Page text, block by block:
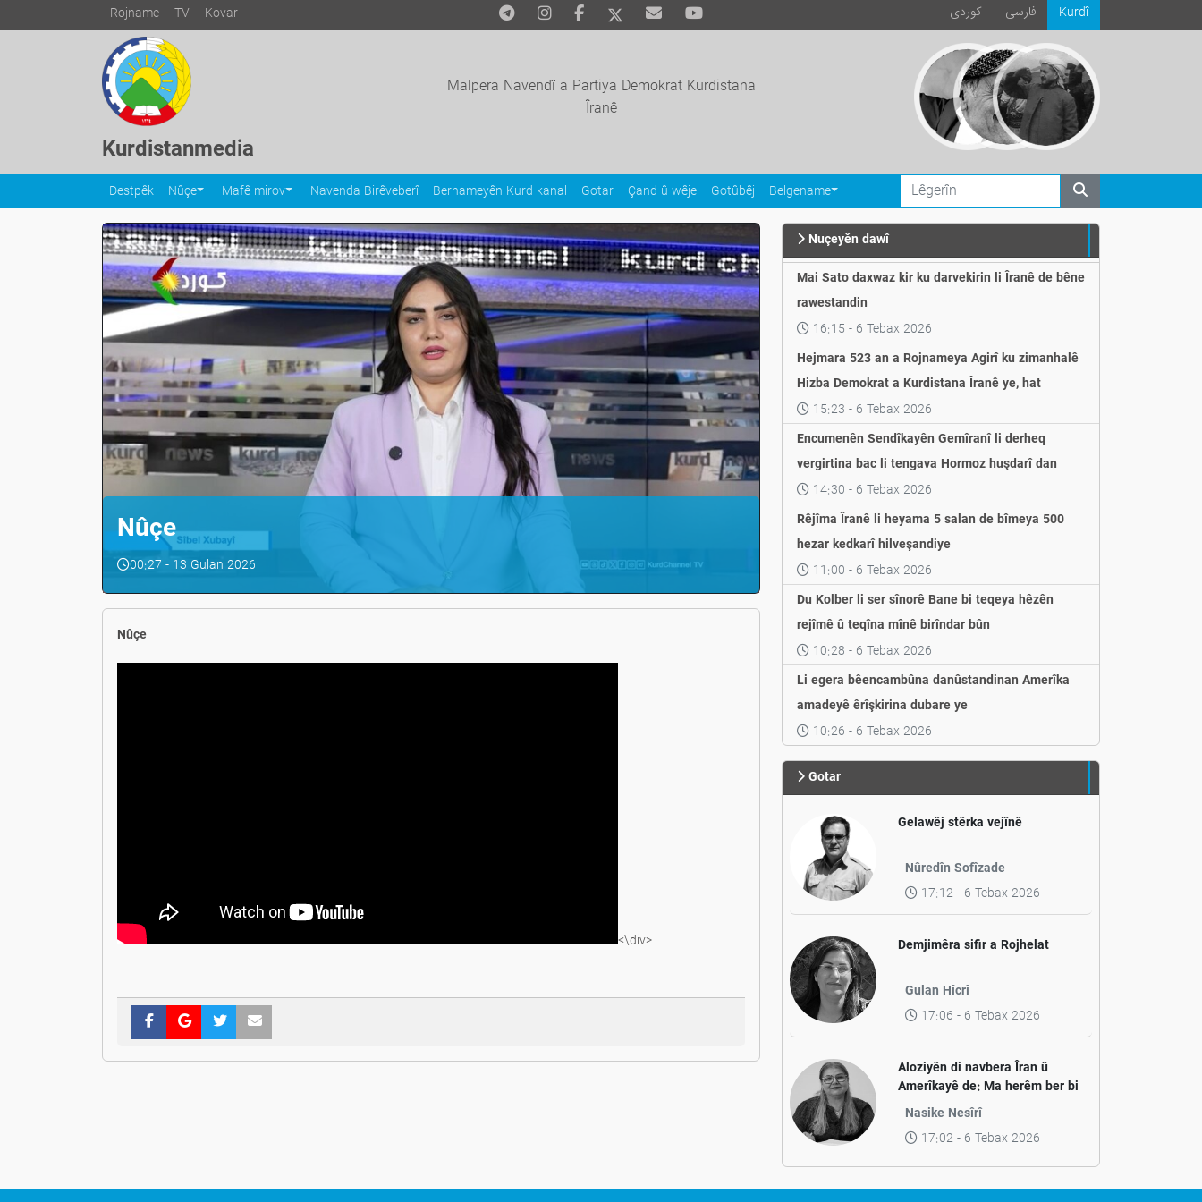
Rojname TV Kovar Kurdî فارسی كوردی
Kurdistanmedia
Malpera Navendî a Partiya Demokrat Kurdistana
Îranê
Destpêk Nûçe Mafê mirov Navenda Birêveberî Bernameyên Kurd kanal Gotar Çand û wêje Gotûbêj Belgename
Nûçe
00:27 - 13 Gulan 2026
Nûçe
<\div>
Nuçeyěn dawî
Mai Sato daxwaz kir ku darvekirin li Îranê de bêne
rawestandin
16:15 - 6 Tebax 2026
Hejmara 523 an a Rojnameya Agirî ku zimanhalê
Hizba Demokrat a Kurdistana Îranê ye, hat
weşandin
15:23 - 6 Tebax 2026
Encumenên Sendîkayên Gemîranî li derheq
vergirtina bac li tengava Hormoz huşdarî dan
14:30 - 6 Tebax 2026
Rêjîma Îranê li heyama 5 salan de bîmeya 500
hezar kedkarî hilveşandiye
11:00 - 6 Tebax 2026
Du Kolber li ser sînorê Bane bi teqeya hêzên
rejîmê û teqîna mînê birîndar bûn
10:28 - 6 Tebax 2026
Li egera bêencambûna danûstandinan Amerîka
amadeyê êrîşkirina dubare ye
10:26 - 6 Tebax 2026
Gotar
Gelawêj stêrka vejînê
Nûredîn Sofîzade
17:12 - 6 Tebax 2026
Demjimêra sifir a Rojhelat
Gulan Hîcrî
17:06 - 6 Tebax 2026
Aloziyên di navbera Îran û
Amerîkayê de: Ma herêm ber bi
aramiyê ve diçe yan jî ber bi
Nasike Nesîrî
17:02 - 6 Tebax 2026